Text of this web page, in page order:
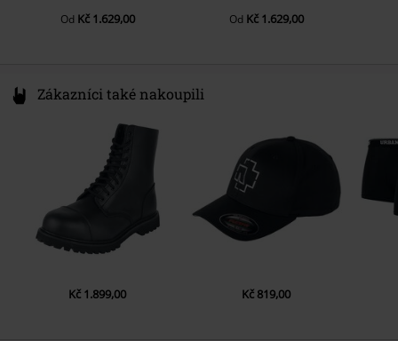
Od Kč 1.629,00 Od Kč 1.629,00
Zákazníci také nakoupili
Kč 1.899,00 Kč 819,00